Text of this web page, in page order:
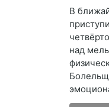
В
над